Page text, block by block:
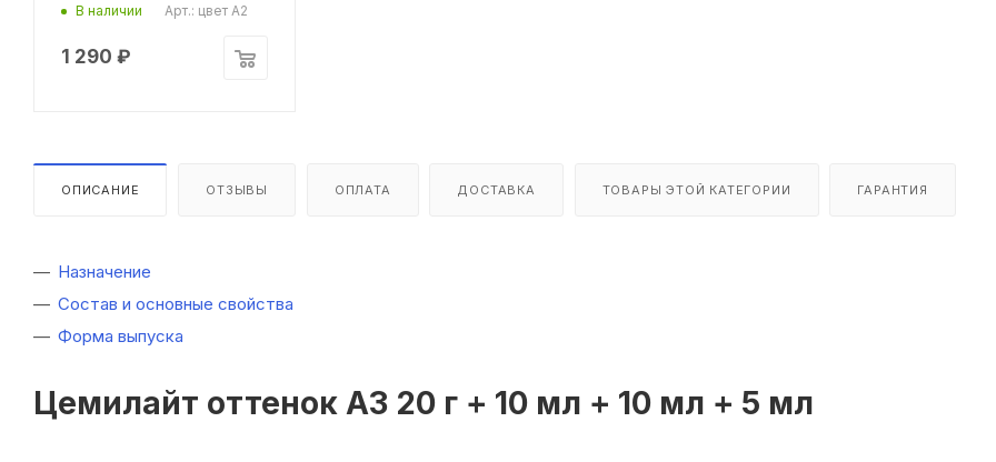
В наличии Арт.: цвет А2
1 290 ₽
ОПИСАНИЕ ОТЗЫВЫ ОПЛАТА ДОСТАВКА ТОВАРЫ ЭТОЙ КАТЕГОРИИ ГАРАНТИЯ
Назначение
Состав и основные свойства
Форма выпуска
Цемилайт оттенок А3 20 г + 10 мл + 10 мл + 5 мл